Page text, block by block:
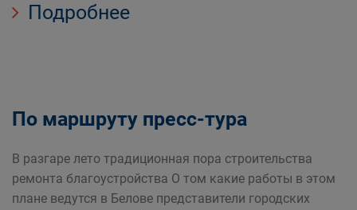
Подробнее
По маршруту пресс-тура
В разгаре лето традиционная пора строительства
ремонта благоустройства О том какие работы в этом
плане ведутся в Белове представители городских